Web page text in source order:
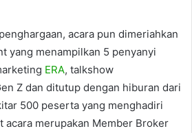
acara pun dimeriahkan
yang menampilkan 5 penyanyi
ERA, talkshow
Z dan ditutup dengan hiburan dari
500 peserta yang menghadiri
acara merupakan Member Broker